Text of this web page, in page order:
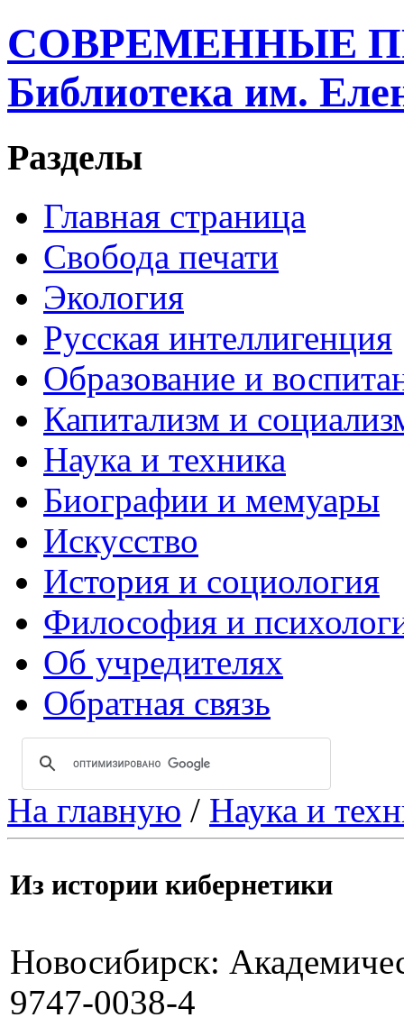
СОВРЕМЕННЫЕ
Библиотека им.
Разделы
Главная страница
Свобода печати
Экология
Русская интеллигенция
Образование и
Капитализм и
Наука и техника
Биографии и мемуары
Искусство
История и социология
Философия и
Об учредителях
Обратная связь
На главную / Наука и
Из истории кибернетики
Новосибирск:
9747-0038-4